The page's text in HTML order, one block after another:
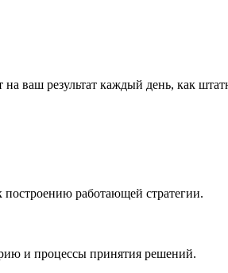
ваш результат каждый день, как
работающей стратегии.
и процессы принятия решений.